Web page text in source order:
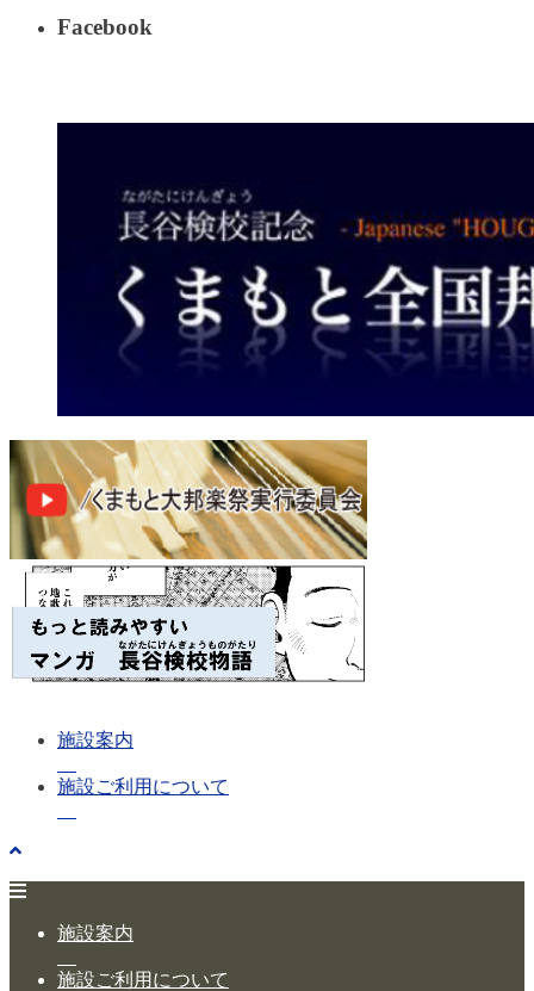
Facebook
施設案内
施設ご利用について
施設案内
施設ご利用について